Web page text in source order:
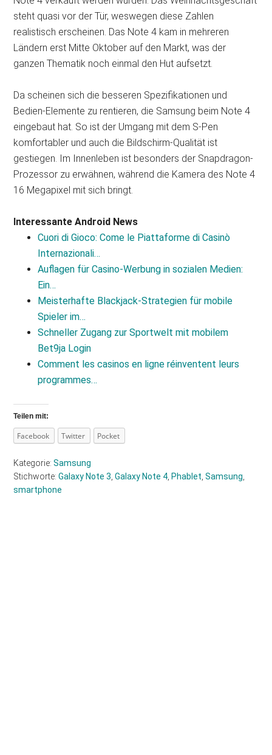
steht quasi vor der Tür, weswegen diese Zahlen
realistisch erscheinen. Das Note 4 kam in mehreren
Ländern erst Mitte Oktober auf den Markt, was der
ganzen Thematik noch einmal den Hut aufsetzt.
Da scheinen sich die besseren Spezifikationen und
Bedien-Elemente zu rentieren, die Samsung beim Note 4
eingebaut hat. So ist der Umgang mit dem S-Pen
komfortabler und auch die Bildschirm-Qualität ist
gestiegen. Im Innenleben ist besonders der Snapdragon-
Prozessor zu erwähnen, während die Kamera des Note 4
16 Megapixel mit sich bringt.
Interessante Android News
Cuori di Gioco: Come le Piattaforme di Casinò
Internazionali…
Auflagen für Casino-Werbung in sozialen Medien:
Ein…
Meisterhafte Blackjack‑Strategien für mobile
Spieler im…
Schneller Zugang zur Sportwelt mit mobilem
Bet9ja Login
Comment les casinos en ligne réinventent leurs
programmes…
Teilen mit:
Facebook Twitter Pocket
Kategorie:Samsung
Stichworte:Galaxy Note 3 ,Galaxy Note 4 Phablet ,Samsung
smartphone